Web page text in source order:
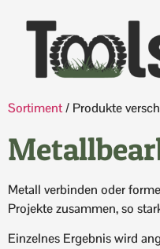
Sortiment/ Produkte
Metall verbinden oder
Projekte zusammen, so
Einzelnes Ergebnis wird